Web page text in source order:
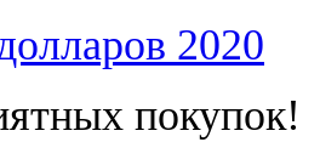
2020
покупок!